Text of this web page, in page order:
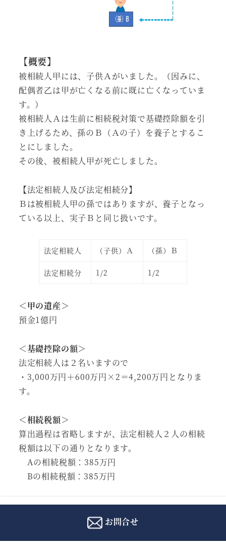
【概要】
被相続人甲には、子供Ａがいました。（因みに、
配偶者乙は甲が亡くなる前に既に亡くなっていま
す。）
被相続人Ａは生前に相続税対策で基礎控除額を引
き上げるため、孫のＢ（Ａの子）を養子とするこ
とにしました。
その後、被相続人甲が死亡しました。
【法定相続人及び法定相続分】
Ｂは被相続人甲の孫ではありますが、養子となっ
ている以上、実子Ｂと同じ扱いです。
法定相続人 （子供）Ａ （孫）Ｂ
法定相続分 1/2 1/2
＜甲の遺産＞
預金1億円
＜基礎控除の額＞
法定相続人は２名いますので
・3,000万円＋600万円×2＝4,200万円となりま
す。
＜相続税額＞
算出過程は省略しますが、法定相続人２人の相続
税額は以下の通りとなります。
Aの相続税額：385万円
Bの相続税額：385万円
しかし、Ｂは孫養子として例外的な取り扱い（２
割加算）を受けることになります。
お問合せ